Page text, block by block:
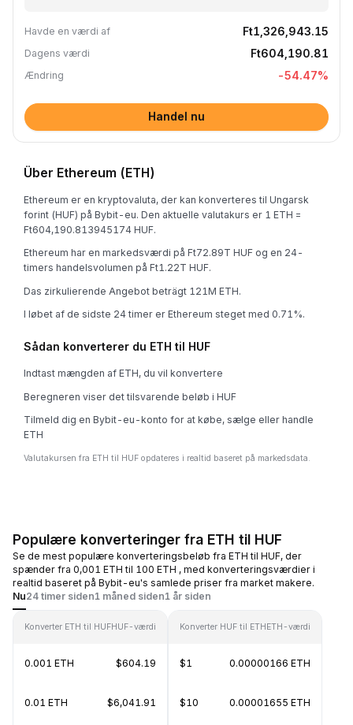
Havde en værdi af Ft1,326,943.15
Dagens værdi Ft604,190.81
Ændring -54.47%
Handel nu
Über Ethereum (ETH)
Ethereum er en kryptovaluta, der kan konverteres til Ungarsk
forint (HUF) på Bybit-eu. Den aktuelle valutakurs er 1 ETH =
Ft604,190.813945174 HUF.
Ethereum har en markedsværdi på Ft72.89T HUF og en 24-
timers handelsvolumen på Ft1.22T HUF.
Das zirkulierende Angebot beträgt 121M ETH.
I løbet af de sidste 24 timer er Ethereum steget med 0.71%.
Sådan konverterer du ETH til HUF
Indtast mængden af ETH, du vil konvertere
Beregneren viser det tilsvarende beløb i HUF
Tilmeld dig en Bybit-eu-konto for at købe, sælge eller handle
ETH
Valutakursen fra ETH til HUF opdateres i realtid baseret på markedsdata.
Populære konverteringer fra ETH til HUF
Se de mest populære konverteringsbeløb fra ETH til HUF, der
spænder fra 0,001 ETH til 100 ETH , med konverteringsværdier i
realtid baseret på Bybit-eu's samlede priser fra market makere.
Nu24 timer siden1 måned siden1 år siden
Konverter ETH til HUFHUF-værdi
0.001 ETH $604.19
0.01 ETH $6,041.91
Konverter HUF til ETHETH-værdi
$1 0.00000166 ETH
$10 0.00001655 ETH